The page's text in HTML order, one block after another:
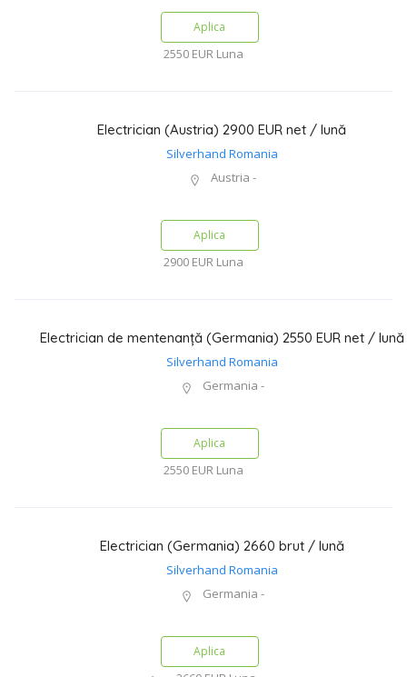
Aplica
2550 EUR Luna
Electrician (Austria) 2900 EUR net / lună
Silverhand Romania
Austria -
Aplica
2900 EUR Luna
Electrician de mentenanță (Germania) 2550 EUR net / lună
Silverhand Romania
Germania -
Aplica
2550 EUR Luna
Electrician (Germania) 2660 brut / lună
Silverhand Romania
Germania -
Aplica